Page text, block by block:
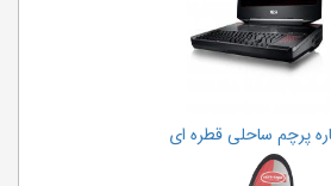
پرچم ساحلی قطره ای